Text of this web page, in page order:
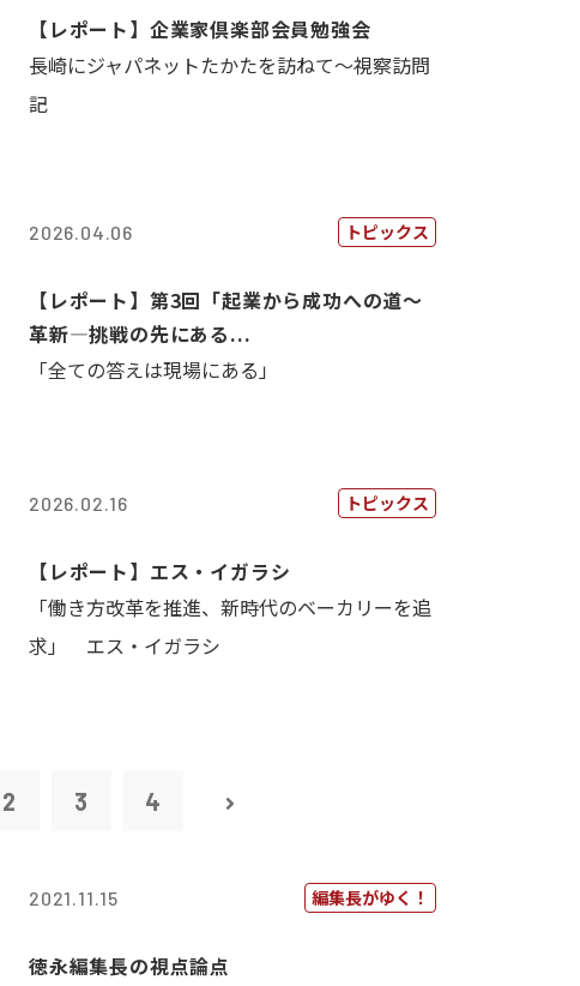
【レポート】企業家倶楽部会員勉強会
長崎にジャパネットたかたを訪ねて～視察訪問
記
2026.04.06 トピックス
【レポート】第3回「起業から成功への道～
革新―挑戦の先にある...
「全ての答えは現場にある」
2026.02.16 トピックス
【レポート】エス・イガラシ
「働き方改革を推進、新時代のベーカリーを追
求」 エス・イガラシ
2 3 4
2021.11.15 編集長がゆく！
徳永編集長の視点論点